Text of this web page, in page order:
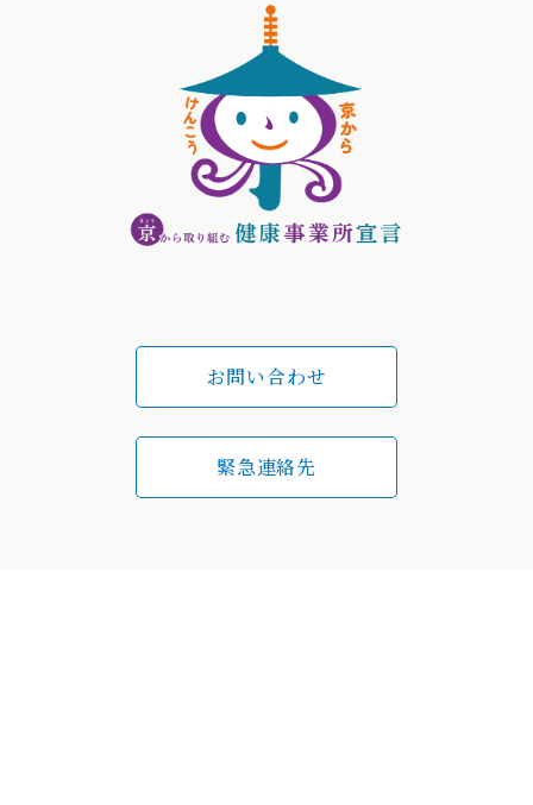
お問い合わせ
緊急連絡先